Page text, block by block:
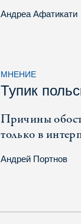
Андреа Афатикати
МНЕНИЕ
Тупик
Причины
только в
Андрей Портнов